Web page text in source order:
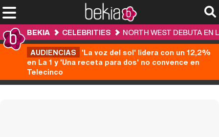
BEKIA CELEBRITIES
NORTH WEST DEBUTA EN
AUDIENCIAS 'La voz del sol' lidera con un 12,2%
en La 1 y 'Una receta para dos' no convence en
Telecinco